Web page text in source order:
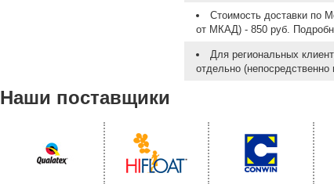
Стоимость доставки по
от МКАД) - 850 руб.
Для региональных
отдельно (непосредственно
Наши поставщики